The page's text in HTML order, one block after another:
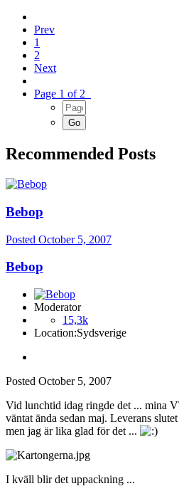
Prev
1
2
Next
Page 1 of 2
Recommended Posts
Bebop
Posted October 5, 2007
Bebop
Moderator
15,3k
Location:Sydsverige
Posted October 5, 2007
Vid lunchtid idag ringde det ... mina
väntat ända sedan maj. Leverans
men jag är lika glad för det ...
I kväll blir det uppackning ...